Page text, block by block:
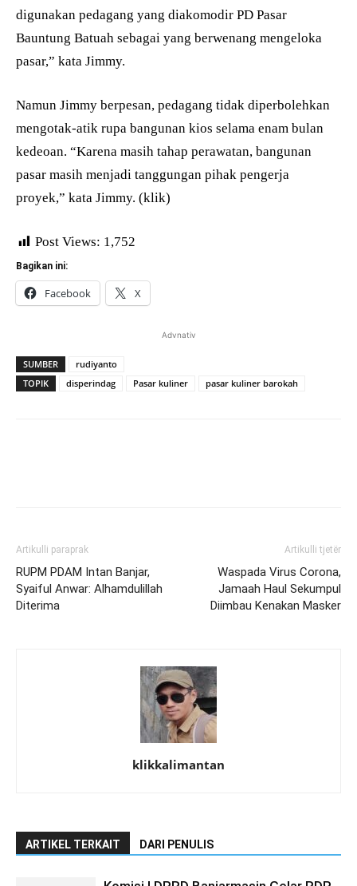
digunakan pedagang yang diakomodir PD Pasar
Bauntung Batuah sebagai yang berwenang mengeloka
pasar,” kata Jimmy.
Namun Jimmy berpesan, pedagang tidak diperbolehkan
mengotak-atik rupa bangunan kios selama enam bulan
kedeoan. “Karena masih tahap perawatan, bangunan
pasar masih menjadi tanggungan pihak pengerja
proyek,” kata Jimmy. (klik)
Post Views: 1,752
Bagikan ini:
Facebook X
Advnativ
SUMBER
rudiyanto
TOPIK
disperindag Pasar kuliner pasar kuliner barokah
Artikulli paraprak
RUPM PDAM Intan Banjar,
Syaiful Anwar: Alhamdulillah
Diterima
Artikulli tjetër
Waspada Virus Corona,
Jamaah Haul Sekumpul
Diimbau Kenakan Masker
klikkalimantan
ARTIKEL TERKAIT DARI PENULIS